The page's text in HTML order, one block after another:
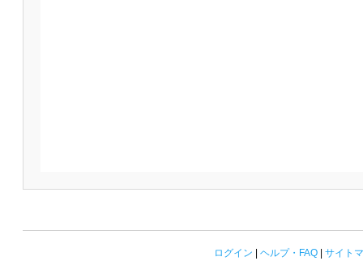
ログイン ヘルプ・FAQ
サイト